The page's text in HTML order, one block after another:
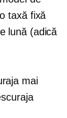
taxă fixă
lună (adică
mai